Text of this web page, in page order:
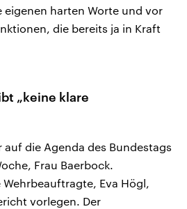
eigenen harten Worte und vor
die bereits ja in Kraft
„keine klare
auf die Agenda des Bundestags
Frau Baerbock.
Eva Högl,
vorlegen. Der